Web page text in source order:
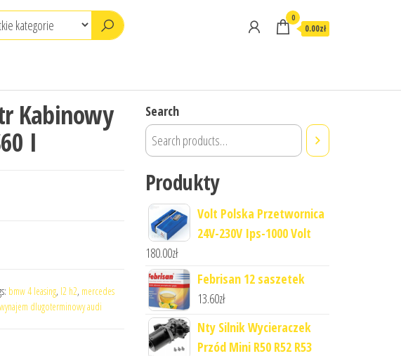
0
0.00zł
Kabinowy
I
bmw 4 leasing, l2 h2, mercedes
wynajem dlugoterminowy audi
Search
Produkty
Volt Polska Przetwornica
24V-230V Ips-1000 Volt
180.00zł
Febrisan 12 saszetek
13.60zł
Nty Silnik Wycieraczek
Przód Mini R50 R52 R53